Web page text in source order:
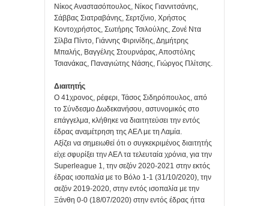
Νίκος Αναστασόπουλος, Νίκος Γιαννιτσάνης,
Σάββας Σιατραβάνης, Σερτζίνιο, Χρήστος
Κοντοχρήστος, Σωτήρης Τσιλούλης, Ζονέ Ντα
Σίλβα Πίντο, Γιάννης Φιρινίδης, Δημήτρης
Μπαλής, Βαγγέλης Στουρνάρας, Αποστόλης
Τσιανάκας, Παναγιώτης Νάσης, Γιώργος Πλίτσης.
Διαιτητής
Ο 41χρονος, ρέφερι, Τάσος Σιδηρόπουλος, από
το Σύνδεσμο Δωδεκανήσου, αστυνομικός στο
επάγγελμα, κλήθηκε να διαιτητεύσει την εντός
έδρας αναμέτρηση της ΑΕΛ με τη Λαμία.
Αξίζει να σημειωθεί ότι ο συγκεκριμένος διαιτητής
είχε σφυρίξει την ΑΕΛ τα τελευταία χρόνια, για την
Superleague 1, την σεζόν 2020-2021 στην εκτός
έδρας ισοπαλία με το Βόλο 1-1 (31/10/2020), την
σεζόν 2019-2020, στην εντός ισοπαλία με την
Ξάνθη 0-0 (18/07/2020) στην εντός έδρας ήττα